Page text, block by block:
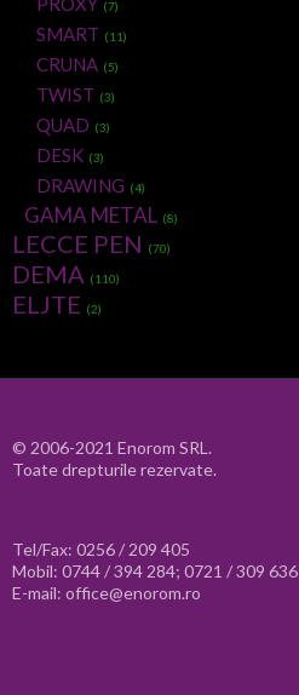
(7)
SMART (11)
CRUNA (5)
TWIST (3)
QUAD (3)
DESK (3)
DRAWING (4)
GAMA METAL (8)
LECCE PEN (70)
DEMA (110)
ELJTE (2)
© 2006-2021 Enorom SRL.
Toate drepturile rezervate.
Tel/Fax: 0256 / 209 405
Mobil: 0744 / 394 284; 0721 / 309 636
E-mail: office@enorom.ro